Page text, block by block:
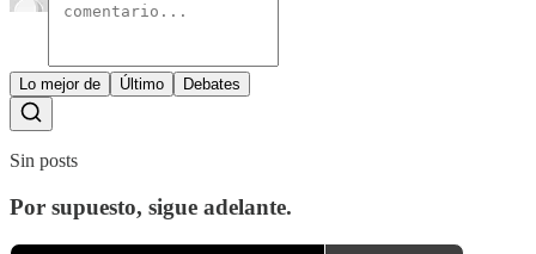
Lo mejor de Último Debates
Sin posts
Por supuesto, sigue adelante.